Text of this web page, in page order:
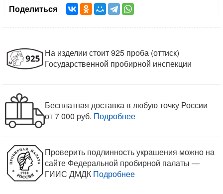
Поделиться
На изделии стоит 925 проба (оттиск)
Государственной пробирной инспекции
Бесплатная доставка в любую точку России
от 7 000 руб. Подробнее
Проверить подлинность украшения можно на
сайте Федеральной пробирной палаты —
ГИИС ДМДК Подробнее